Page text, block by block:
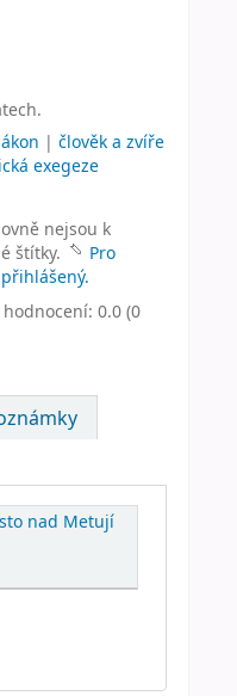
.
| člověk a zvíře
exegeze
nejsou k
štítky.
Pro
0.0 (0
nad Metují